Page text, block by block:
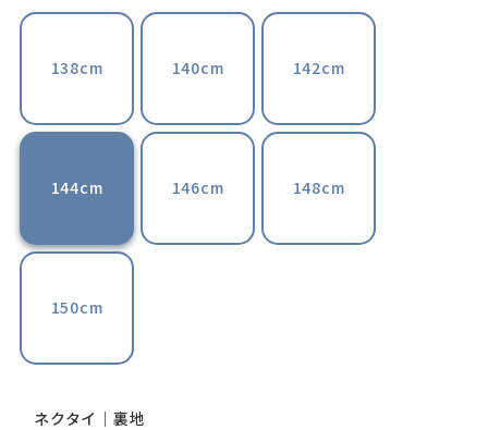
138cm 140cm 142cm
144cm 146cm 148cm
150cm
ネクタイ｜裏地